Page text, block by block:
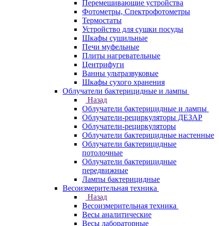
Перемешивающие устройства
Фотометры, Спектрофотометры
Термостаты
Устройство для сушки посуды
Шкафы сушильные
Печи муфельные
Плиты нагревательные
Центрифуги
Ванны ультразвуковые
Шкафы сухого хранения
Облучатели бактерицидные и лампы
Назад
Облучатели бактерицидные и лампы
Облучатели-рециркуляторы ДЕЗАР
Облучатели-рециркуляторы
Облучатели бактерицидные настенные
Облучатели бактерицидные
потолочные
Облучатели бактерицидные
передвижные
Лампы бактерицидные
Весоизмерительная техника
Назад
Весоизмерительная техника
Весы аналитические
Весы лабораторные